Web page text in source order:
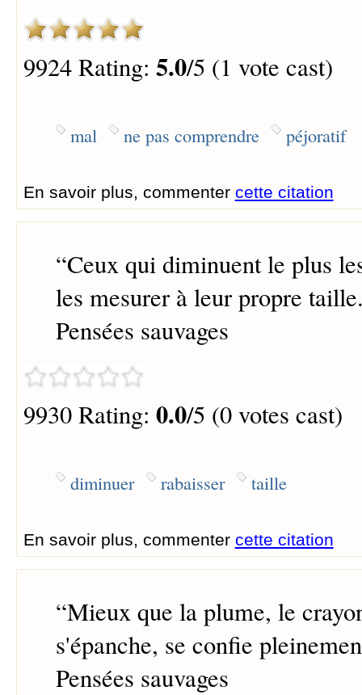
9924 Rating: 5.0/5 (1 vote cast)
mal ne pas comprendre péjoratif
En savoir plus, commenter cette citation
“Ceux qui diminuent le plus
les mesurer à leur propre taille.
Pensées sauvages
9930 Rating: 0.0/5 (0 votes cast)
diminuer rabaisser taille
En savoir plus, commenter cette citation
“Mieux que la plume, le
s'épanche, se confie
Pensées sauvages